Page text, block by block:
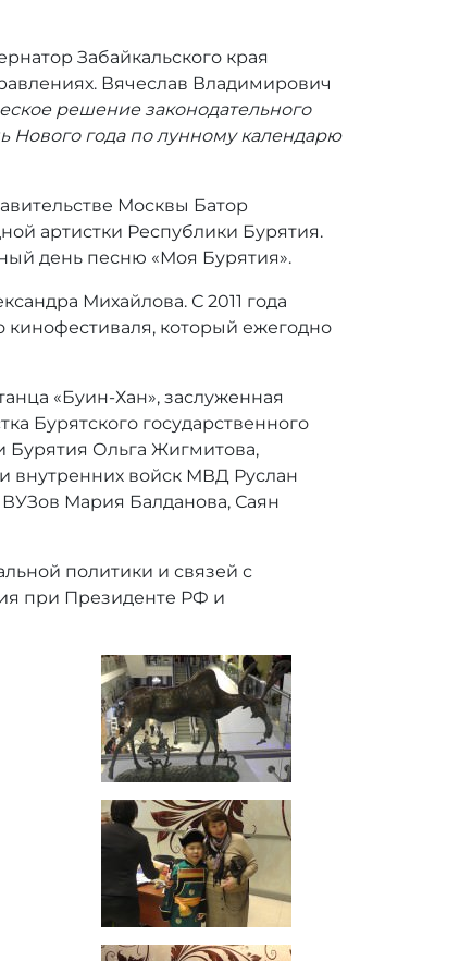
Забайкальского края
Вячеслав Владимирович
решение законодательного
Нового года по лунному календарю
Москвы Батор
артистки Республики Бурятия.
день песню «Моя Бурятия».
Михайлова. С 2011 года
кинофестиваля, который ежегодно
«Буин-Хан», заслуженная
Бурятского государственного
Бурятия Ольга Жигмитова,
внутренних войск МВД Руслан
Мария Балданова, Саян
политики и связей с
при Президенте РФ и